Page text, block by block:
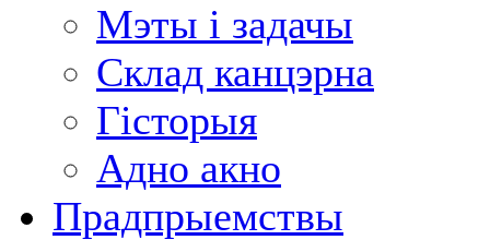
Мэты і задачы
Склад канцэрна
Гісторыя
Адно акно
Прадпрыемствы